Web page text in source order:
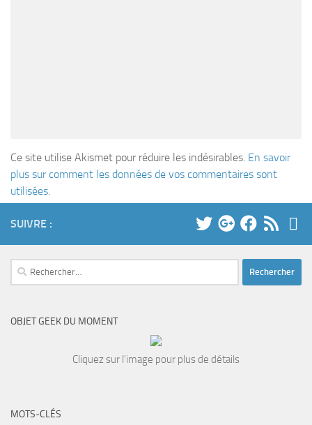
Ce site utilise Akismet pour réduire les indésirables. En savoir
plus sur comment les données de vos commentaires sont
utilisées.
SUIVRE :
Rechercher :
OBJET GEEK DU MOMENT
Cliquez sur l'image pour plus de détails
MOTS-CLÉS